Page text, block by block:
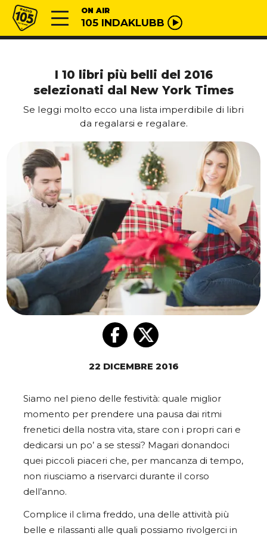
Vai al contenuto
Radio 105 ON AIR
105 INDAKLUBB
I 10 libri più belli del 2016
selezionati dal New York Times
Se leggi molto ecco una lista imperdibile di libri
da regalarsi e regalare.
22 DICEMBRE 2016
Siamo nel pieno delle festività: quale miglior
momento per prendere una pausa dai ritmi
frenetici della nostra vita, stare con i propri cari e
dedicarsi un po’ a se stessi? Magari donandoci
quei piccoli piaceri che, per mancanza di tempo,
non riusciamo a riservarci durante il corso
dell’anno.
Complice il clima freddo, una delle attività più
belle e rilassanti alle quali possiamo rivolgerci in